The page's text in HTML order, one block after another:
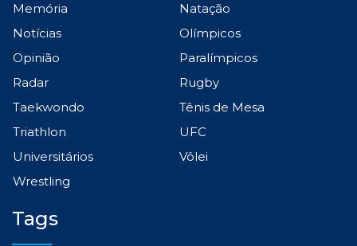
Memória
Natação
Notícias
Olímpicos
Opinião
Paralímpicos
Radar
Rugby
Taekwondo
Tênis de Mesa
Triathlon
UFC
Universitários
Vôlei
Wrestling
Tags